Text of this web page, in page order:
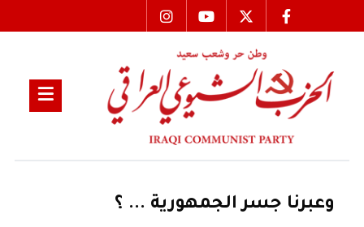
وعبرنا جسر الجمهورية ... ؟